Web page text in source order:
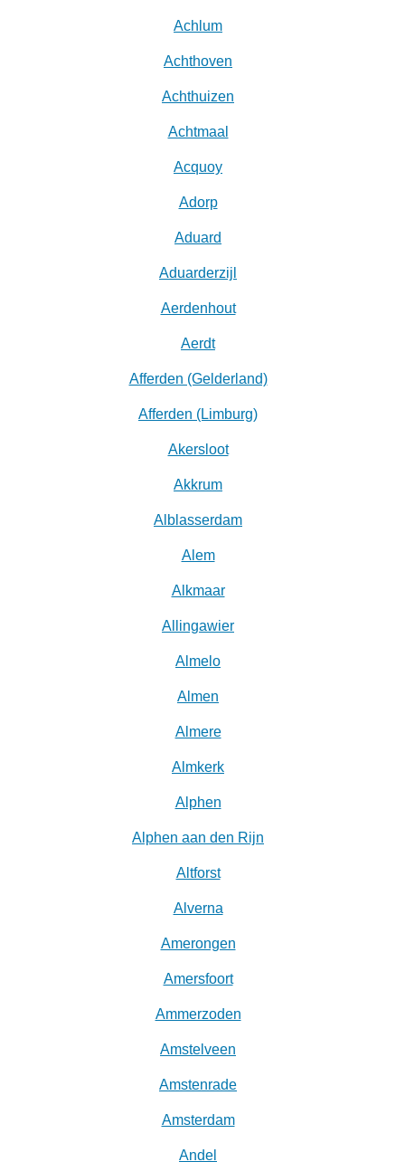
Achlum
Achthoven
Achthuizen
Achtmaal
Acquoy
Adorp
Aduard
Aduarderzijl
Aerdenhout
Aerdt
Afferden (Gelderland)
Afferden (Limburg)
Akersloot
Akkrum
Alblasserdam
Alem
Alkmaar
Allingawier
Almelo
Almen
Almere
Almkerk
Alphen
Alphen aan den Rijn
Altforst
Alverna
Amerongen
Amersfoort
Ammerzoden
Amstelveen
Amstenrade
Amsterdam
Andel